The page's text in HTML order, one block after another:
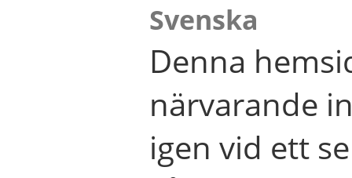
Svenska
Denna
närvarande
igen vid ett